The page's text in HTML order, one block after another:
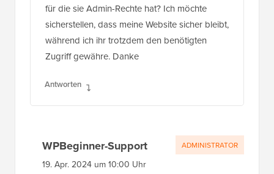
Konto zu erstellen oder die Zeit zu begrenzen,
für die sie Admin-Rechte hat? Ich möchte
sicherstellen, dass meine Website sicher bleibt,
während ich ihr trotzdem den benötigten
WPBeginner-Support